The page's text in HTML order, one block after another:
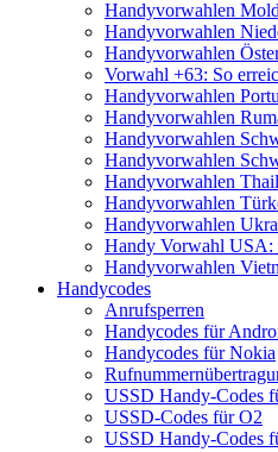
Handyvorwahlen
Handyvorwahlen
Handyvorwahlen
Vorwahl +63: So
Handyvorwahlen
Handyvorwahlen
Handyvorwahlen
Handyvorwahlen
Handyvorwahlen
Handyvorwahlen
Handyvorwahlen
Handy Vorwahl USA:
Handyvorwahlen
Handycodes
Anrufsperren
Handycodes für
Handycodes für Nokia
USSD Handy-Codes
USSD-Codes für O2
USSD Handy-Codes